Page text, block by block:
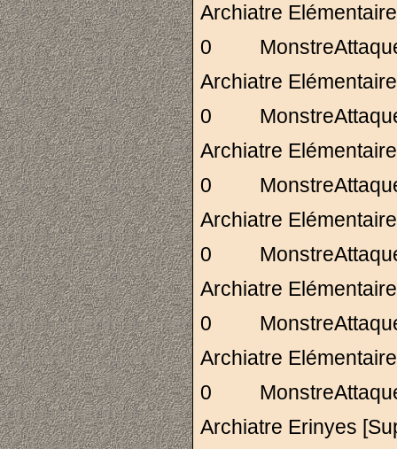
Archiatre
0
Archiatre
0
Archiatre
0
Archiatre
0
Archiatre
0
Archiatre
0
Archiatre